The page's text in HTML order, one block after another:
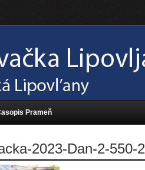
Prameň
2023-Dan-2-550-2